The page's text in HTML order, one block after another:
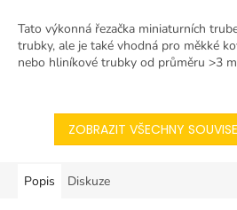
Tato výkonná řezačka miniaturních
trubky, ale je také vhodná pro měkké
nebo hliníkové trubky od průměru >3
ZOBRAZIT VŠECHNY
Popis Diskuze